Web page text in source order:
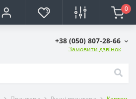
0
+38 (050) 807-28-66
Замовити дзвінок